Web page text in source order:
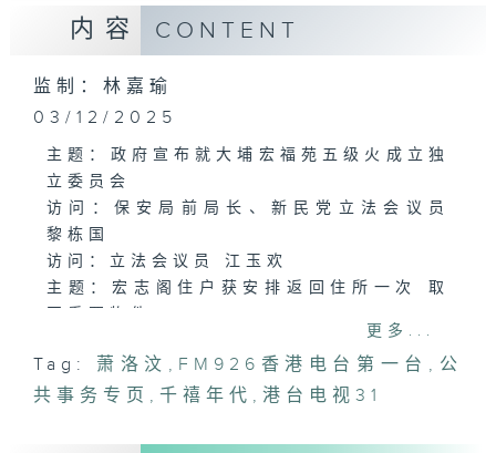
内容 CONTENT
监制：林嘉瑜
03/12/2025
主题：政府宣布就大埔宏福苑五级火成立独
立委员会
访问：保安局前局长、新民党立法会议员
黎栋国
访问：立法会议员 江玉欢
主题：宏志阁住户获安排返回住所一次 取
访问：大埔区议员、新富小区关爱队队长罗
晓枫
主题：学会药剂师为居民提供配药服务
更多...
Tag: 萧洛汶 , FM926香港电台第一台 , 公
共事务专页 ,千禧年代 ,港台电视31